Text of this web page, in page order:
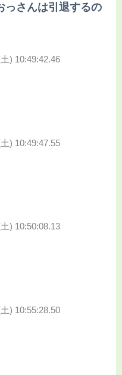
っさんは引退するの
) 10:49:42.46
) 10:49:47.55
) 10:50:08.13
) 10:55:28.50